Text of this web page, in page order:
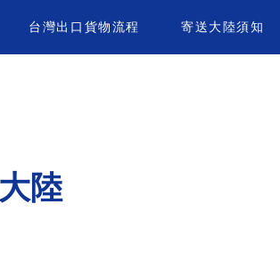
台灣出口貨物流程 寄送大陸須知
陸